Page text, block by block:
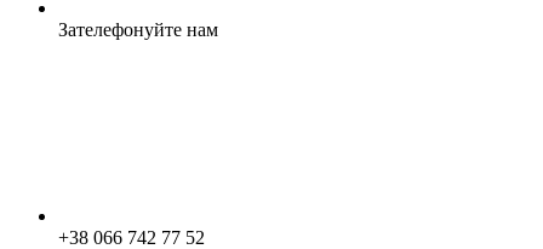
Зателефонуйте нам
+38 066 742 77 52